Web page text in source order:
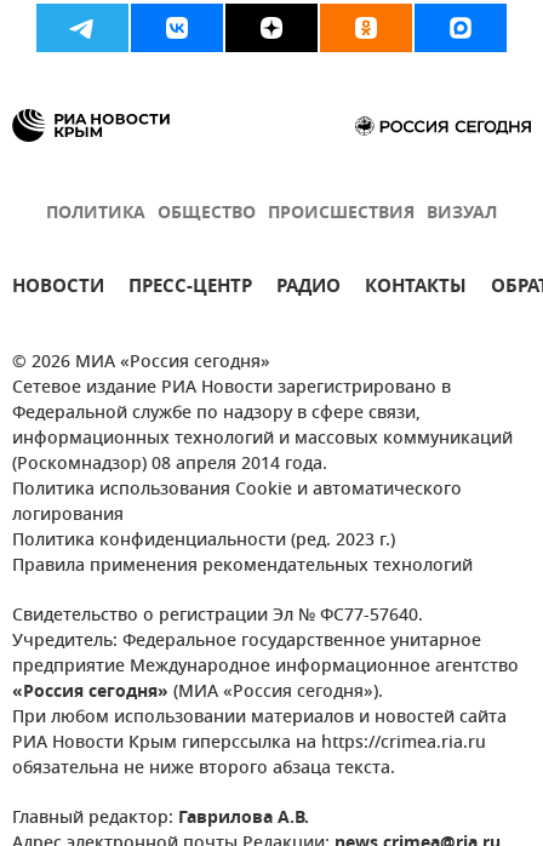
ПОЛИТИКА ОБЩЕСТВО ПРОИСШЕСТВИЯ ВИЗУАЛ
НОВОСТИ ПРЕСС-ЦЕНТР РАДИО КОНТАКТЫ
© 2026 МИА «Россия сегодня»
Сетевое издание РИА Новости зарегистрировано в
Федеральной службе по надзору в сфере связи,
информационных технологий и массовых коммуникаций
(Роскомнадзор) 08 апреля 2014 года.
Политика использования Cookie и автоматического
логирования
Политика конфиденциальности (ред. 2023 г.)
Правила применения рекомендательных технологий
Свидетельство о регистрации Эл № ФС77-57640.
Учредитель: Федеральное государственное унитарное
предприятие Международное информационное агентство
«Россия сегодня» (МИА «Россия сегодня»).
При любом использовании материалов и новостей сайта
РИА Новости Крым гиперссылка на https://crimea.ria.ru
обязательна не ниже второго абзаца текста.
Главный редактор: Гаврилова А.В.